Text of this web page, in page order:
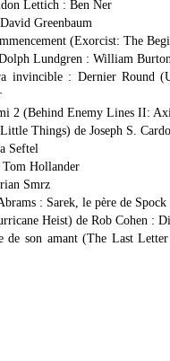
Lettich : Ben Ner
Greenbaum
(Exorcist: The
Lundgren : William
invincible : Dernier Round
2 (Behind Enemy Lines II:
Things) de Joseph S.
Seftel
Hollander
Smrz
: Sarek, le père de Spock
Heist) de Rob Cohen :
de son amant (The Last